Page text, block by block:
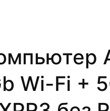
Wi-Fi +